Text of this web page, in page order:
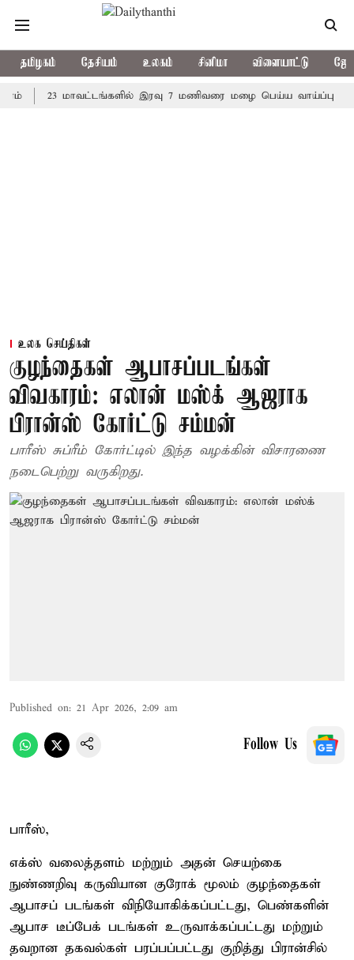
தமிழகம் தேசியம் உலகம் சினிமா விளையாட்டு
23 மாவட்டங்களில் இரவு 7 மணிவரை மழை பெய்ய வாய்ப்பு
உலக செய்திகள்
குழந்தைகள் ஆபாசப்படங்கள்
விவகாரம்: எலான் மஸ்க் ஆஜராக
பிரான்ஸ் கோர்ட்டு சம்மன்
பாரீஸ் சுப்ரீம் கோர்ட்டில் இந்த வழக்கின் விசாரணை
நடைபெற்று வருகிறது.
Published on: 21 Apr 2026, 2:09 am
Follow Us
பாரீஸ்,
எக்ஸ் வலைத்தளம் மற்றும் அதன் செயற்கை
நுண்ணறிவு கருவியான குரோக் மூலம் குழந்தைகள்
ஆபாசப் படங்கள் விநியோகிக்கப்பட்டது, பெண்களின்
ஆபாச டீப்பேக் படங்கள் உருவாக்கப்பட்டது மற்றும்
தவறான தகவல்கள் பரப்பப்பட்டது குறித்து பிரான்சில்